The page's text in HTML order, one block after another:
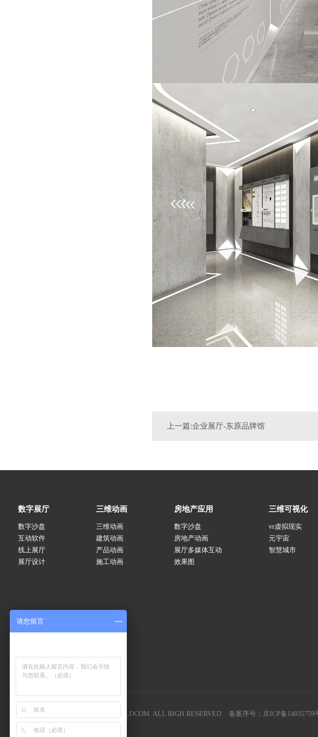
上一篇:企业展厅-东原品牌馆
数字展厅
数字沙盘
互动软件
线上展厅
展厅设计
三维动画
三维动画
建筑动画
产品动画
施工动画
房地产应用
数字沙盘
房地产动画
展厅多媒体互动
效果图
三维可视化
vr虚拟现实
元宇宙
智慧城市
COPYRIGHT 2005- SHOWBUILDCOM. ALL RIGH RESERVED 备案序号：京ICP备14035759
E-mail:lgyc58@163com
请您留言